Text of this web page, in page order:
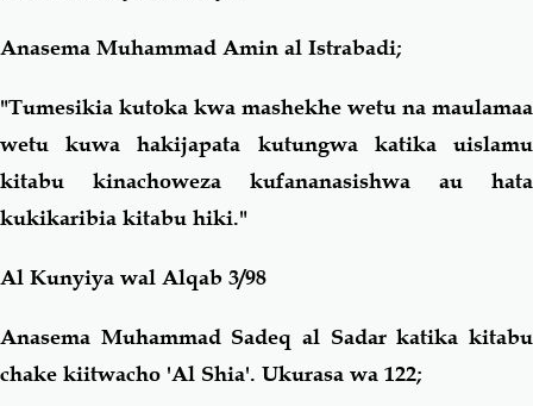
Anasema Muhammad Amin al Istrabadi;
"Tumesikia kutoka kwa mashekhe wetu na maulamaa
wetu kuwa hakijapata kutungwa katika uislamu
kitabu kinachoweza kufananasishwa au hata
kukikaribia kitabu hiki."
Al Kunyiya wal Alqab 3/98
Anasema Muhammad Sadeq al Sadar katika kitabu
chake kiitwacho 'Al Shia'. Ukurasa wa 122;